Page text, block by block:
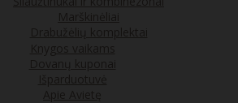
Marškinėliai
Drabužėlių komplektai
Knygos vaikams
Dovanų kuponai
Išparduotuvė
Apie Avietę